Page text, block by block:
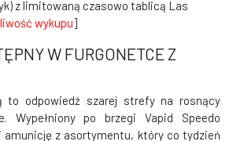
z limitowaną czasowo tablicą Las
wykupu]
W FURGONETCE Z
to odpowiedź szarej strefy na rosnący
Wypełniony po brzegi Vapid Speedo
amunicję z asortymentu, który co tydzień